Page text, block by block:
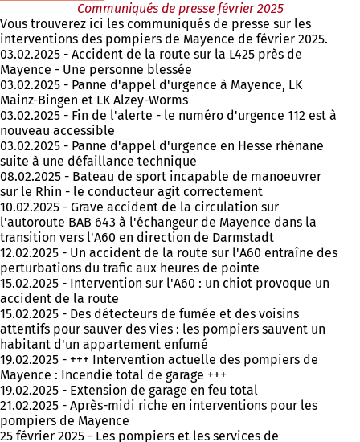
Communiqués de presse février 2025
Vous trouverez ici les communiqués de presse sur les
interventions des pompiers de Mayence de février 2025.
03.02.2025 - Accident de la route sur la L425 près de
Mayence - Une personne blessée
03.02.2025 - Panne d'appel d'urgence à Mayence, LK
Mainz-Bingen et LK Alzey-Worms
03.02.2025 - Fin de l'alerte - le numéro d'urgence 112 est à
nouveau accessible
03.02.2025 - Panne d'appel d'urgence en Hesse rhénane
suite à une défaillance technique
08.02.2025 - Bateau de sport incapable de manoeuvrer
sur le Rhin - le conducteur agit correctement
10.02.2025 - Grave accident de la circulation sur
l'autoroute BAB 643 à l'échangeur de Mayence dans la
transition vers l'A60 en direction de Darmstadt
12.02.2025 - Un accident de la route sur l'A60 entraîne des
perturbations du trafic aux heures de pointe
15.02.2025 - Intervention sur l'A60 : un chiot provoque un
accident de la route
15.02.2025 - Des détecteurs de fumée et des voisins
attentifs pour sauver des vies : les pompiers sauvent un
habitant d'un appartement enfumé
19.02.2025 - +++ Intervention actuelle des pompiers de
Mayence : Incendie total de garage +++
19.02.2025 - Extension de garage en feu total
21.02.2025 - Après-midi riche en interventions pour les
pompiers de Mayence
25 février 2025 - Les pompiers et les services de